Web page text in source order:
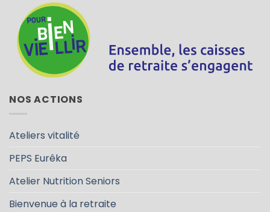
NOS ACTIONS
Ateliers vitalité
PEPS Eurêka
Atelier Nutrition Seniors
Bienvenue à la retraite